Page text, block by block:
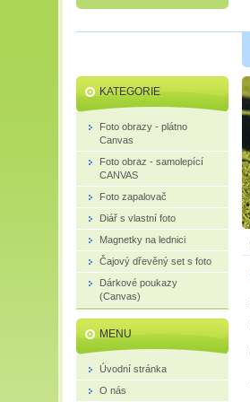
KATEGORIE
Foto obrazy - plátno
Canvas
Foto obraz - samolepící
CANVAS
Foto zapalovač
Diář s vlastní foto
Magnetky na lednici
Čajový dřevěný set s foto
Dárkové poukazy
(Canvas)
MENU
Úvodní stránka
O nás